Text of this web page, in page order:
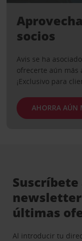
socios
Avis se ha
ofrecerte aún más
¡Exclusivo para
AHORRA AÚN
últimas
Al introducir tu